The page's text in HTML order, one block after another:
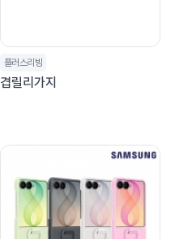
플러스리빙
겹릴리가지